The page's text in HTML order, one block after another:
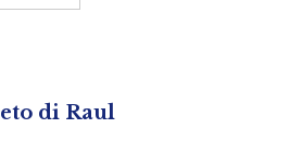
di Raul